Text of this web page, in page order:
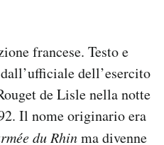
francese. Testo e
dell’esercito
de Lisle nella notte
Il nome originario era
du Rhinma divenne